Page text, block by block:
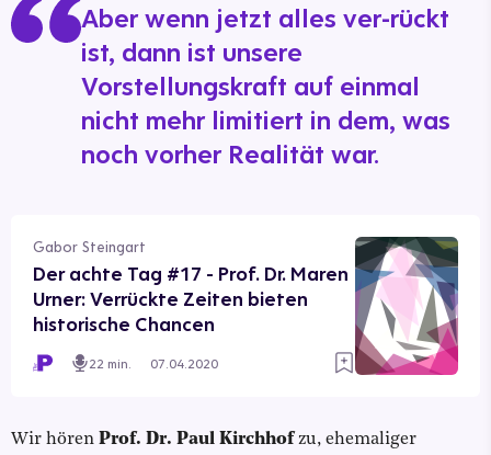
Aber wenn jetzt alles ver-rückt
ist, dann ist unsere
Vorstellungskraft auf einmal
nicht mehr limitiert in dem, was
noch vorher Realität war.
Gabor Steingart
Der achte Tag #17 - Prof. Dr. Maren
Urner: Verrückte Zeiten bieten
historische Chancen
22 min. 07.04.2020
Wir hören Prof. Dr. Paul Kirchhofzu, ehemaliger